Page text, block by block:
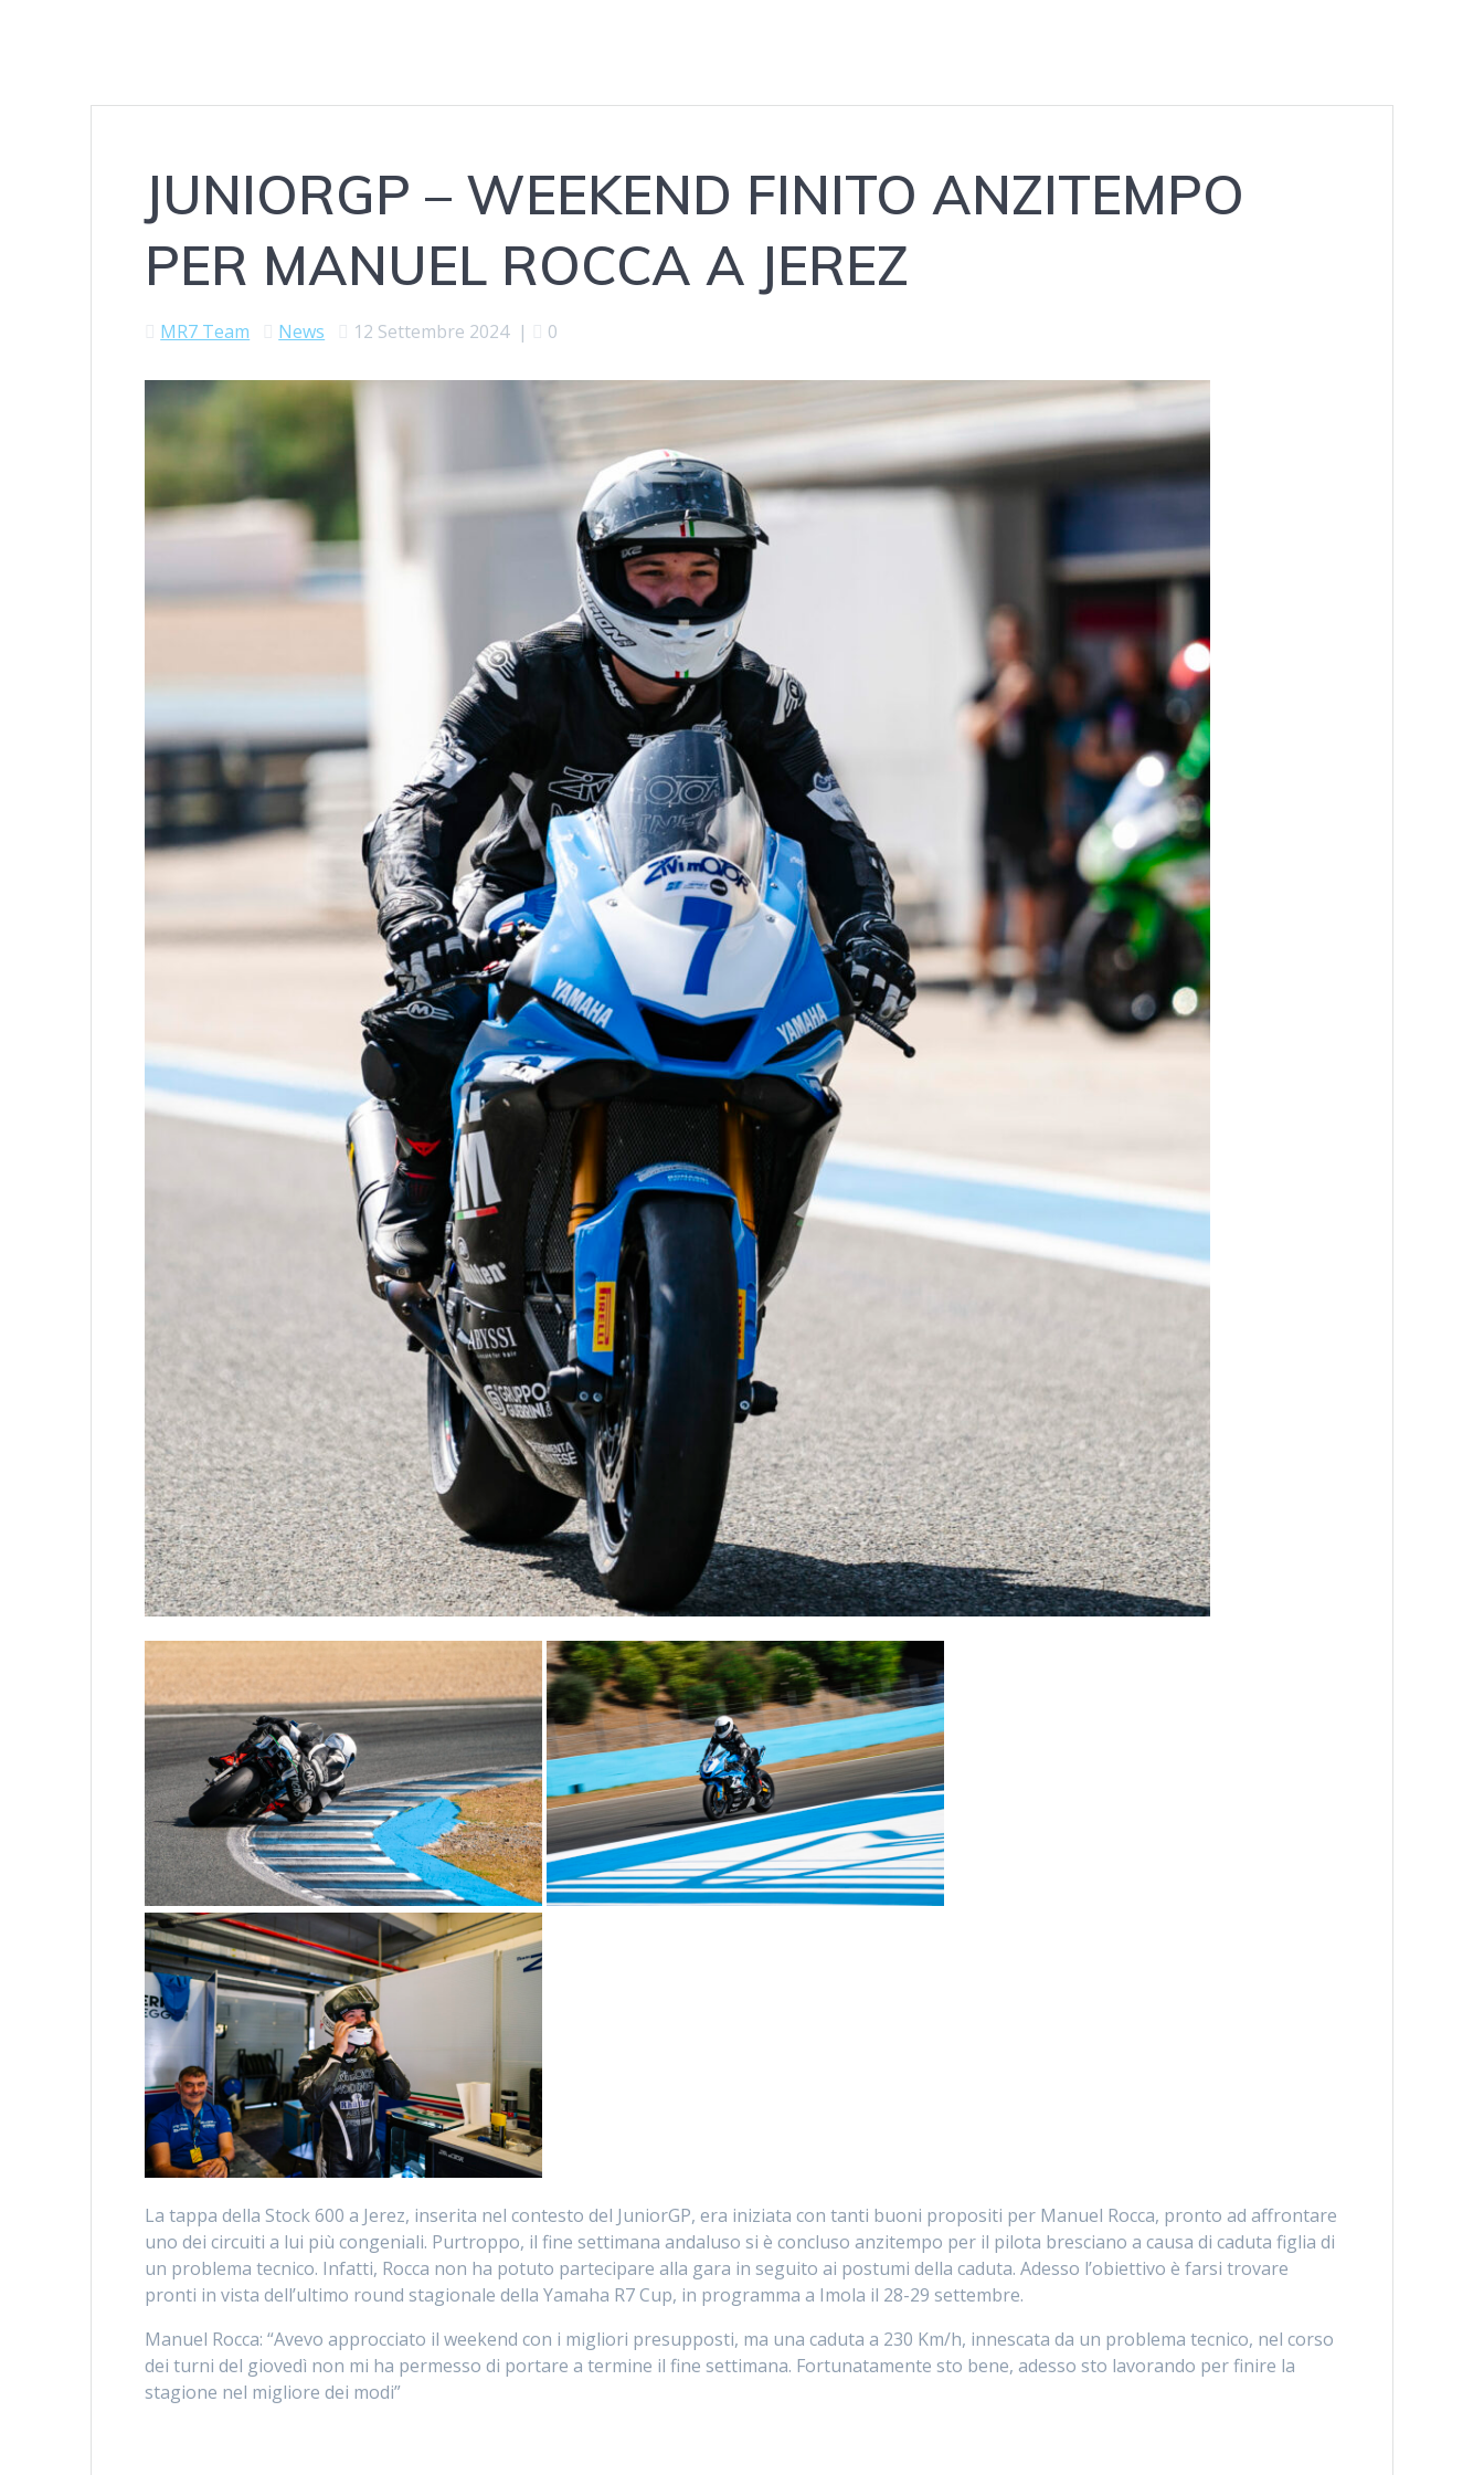
JUNIORGP – WEEKEND FINITO ANZITEMPO
PER MANUEL ROCCA A JEREZ
MR7 Team News 12 Settembre 2024| 0
La tappa della Stock 600 a Jerez, inserita nel contesto del JuniorGP, era iniziata con tanti buoni propositi per Manuel Rocca, pronto ad affrontare
uno dei circuiti a lui più congeniali. Purtroppo, il fine settimana andaluso si è concluso anzitempo per il pilota bresciano a causa di caduta figlia di
un problema tecnico. Infatti, Rocca non ha potuto partecipare alla gara in seguito ai postumi della caduta. Adesso l’obiettivo è farsi trovare
pronti in vista dell’ultimo round stagionale della Yamaha R7 Cup, in programma a Imola il 28-29 settembre.
Manuel Rocca: “Avevo approcciato il weekend con i migliori presupposti, ma una caduta a 230 Km/h, innescata da un problema tecnico, nel corso
dei turni del giovedì non mi ha permesso di portare a termine il fine settimana. Fortunatamente sto bene, adesso sto lavorando per finire la
stagione nel migliore dei modi”